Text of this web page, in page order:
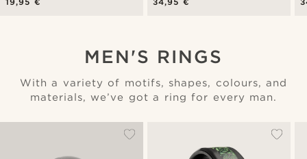
MEN'S RINGS
With a variety of motifs, shapes, colours, and
materials, we’ve got a ring for every man.